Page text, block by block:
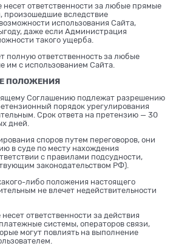
ответственности за любые прямые
произошедшие вследствие
использования Сайта,
даже если Администрация
такого ущерба.
полную ответственность за любые
им с использованием Сайта.
ПОЛОЖЕНИЯ
Соглашению подлежат разрешению
порядок урегулирования
Срок ответа на претензию — 30
дней.
споров путем переговоров, они
в суде по месту нахождения
с правилами подсудности,
законодательством РФ).
либо положения настоящего
не влечет недействительности
ответственности за действия
системы, операторов связи,
могут повлиять на выполнение